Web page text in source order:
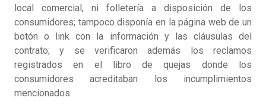
local comercial, ni folletería a disposición de los
consumidores; tampoco disponía en la página web de un
botón o link con la información y las cláusulas del
contrato; y se verificaron además los reclamos
registrados en el libro de quejas donde los
consumidores acreditaban los incumplimientos
mencionados.